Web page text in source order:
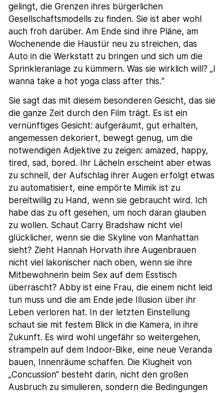
gelingt, die Grenzen ihres bürgerlichen
Gesellschaftsmodells zu finden. Sie ist aber wohl
auch froh darüber. Am Ende sind ihre Pläne, am
Wochenende die Haustür neu zu streichen, das
Auto in die Werkstatt zu bringen und sich um die
Sprinkleranlage zu kümmern. Was sie wirklich will? „I
wanna take a hot yoga class after this.“
Sie sagt das mit diesem besonderen Gesicht, das sie
die ganze Zeit durch den Film trägt. Es ist ein
vernünftiges Gesicht: aufgeräumt, gut erhalten,
angemessen dekoriert, bewegt genug, um die
notwendigen Adjektive zu zeigen: amazed, happy,
tired, sad, bored. Ihr Lächeln erscheint aber etwas
zu schnell, der Aufschlag ihrer Augen erfolgt etwas
zu automatisiert, eine empörte Mimik ist zu
bereitwillig zu Hand, wenn sie gebraucht wird. Ich
habe das zu oft gesehen, um noch daran glauben
zu wollen. Schaut Carry Bradshaw nicht viel
glücklicher, wenn sie die Skyline von Manhattan
sieht? Zieht Hannah Horvath ihre Augenbrauen
nicht viel lakonischer nach oben, wenn sie ihre
Mitbewohnerin beim Sex auf dem Esstisch
überrascht? Abby ist eine Frau, die einem nicht leid
tun muss und die am Ende jede Illusion über ihr
Leben verloren hat. In der letzten Einstellung
schaut sie mit festem Blick in die Kamera, in ihre
Zukunft. Es wird wohl ungefähr so weitergehen,
strampeln auf dem Indoor-Bike, eine neue Veranda
bauen, Innenräume schaffen. Die Klugheit von
„Concussion“ besteht darin, nicht den großen
Ausbruch zu simulieren, sondern die Bedingungen